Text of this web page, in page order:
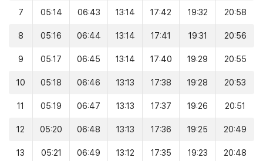
7 05:14 06:43 13:14 17:42 19:32 20:58
8 05:16 06:44 13:14 17:41 19:31 20:56
9 05:17 06:45 13:14 17:40 19:29 20:55
10 05:18 06:46 13:13 17:38 19:28 20:53
11 05:19 06:47 13:13 17:37 19:26 20:51
12 05:20 06:48 13:13 17:36 19:25 20:49
13 05:21 06:49 13:12 17:35 19:23 20:48